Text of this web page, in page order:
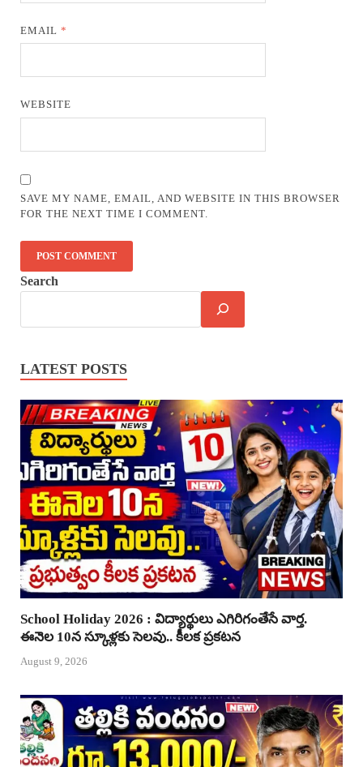
EMAIL*
WEBSITE
SAVE MY NAME, EMAIL, AND WEBSITE IN THIS BROWSER
FOR THE NEXT TIME I COMMENT.
Search
LATEST POSTS
School Holiday 2026 : విద్యార్థులు ఎగిరిగంతేసే వార్త.
ఈనెల 10న స్కూళ్లకు సెలవు.. కీలక ప్రకటన
August 9, 2026